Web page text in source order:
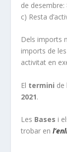
de desembre:
c) Resta
Dels imports
imports de
activitat en
El termini de
2021.
Les Bases i
trobar en